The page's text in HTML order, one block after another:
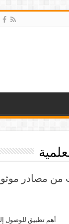
من مصادر
أهم تطبيق للوصول